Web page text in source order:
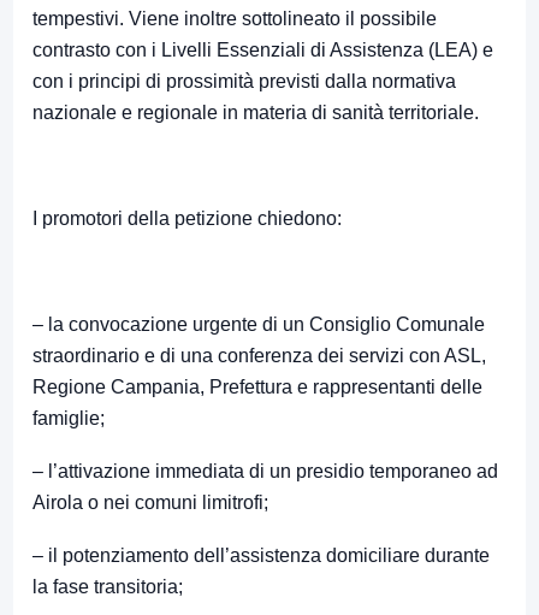
tempestivi. Viene inoltre sottolineato il possibile
contrasto con i Livelli Essenziali di Assistenza (LEA) e
con i principi di prossimità previsti dalla normativa
nazionale e regionale in materia di sanità territoriale.
I promotori della petizione chiedono:
– la convocazione urgente di un Consiglio Comunale
straordinario e di una conferenza dei servizi con ASL,
Regione Campania, Prefettura e rappresentanti delle
famiglie;
– l’attivazione immediata di un presidio temporaneo ad
Airola o nei comuni limitrofi;
– il potenziamento dell’assistenza domiciliare durante
la fase transitoria;